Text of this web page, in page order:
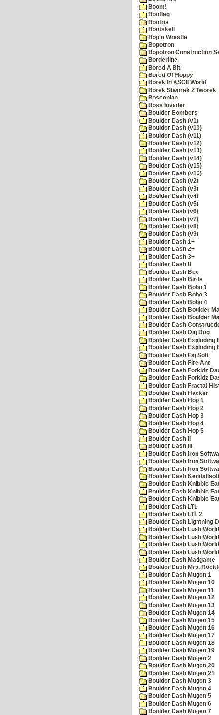
Boom!
Bootleg
Bootris
Bootskell
Bop'n Wrestle
Bopotron
Bopotron Construction
Borderline
Bored A Bit
Bored Of Floppy
Borek In ASCII World
Borek Stworek Z Tworek
Bosconian
Boss Invader
Boulder Bombers
Boulder Dash (v1)
Boulder Dash (v10)
Boulder Dash (v11)
Boulder Dash (v12)
Boulder Dash (v13)
Boulder Dash (v14)
Boulder Dash (v15)
Boulder Dash (v16)
Boulder Dash (v2)
Boulder Dash (v3)
Boulder Dash (v4)
Boulder Dash (v5)
Boulder Dash (v6)
Boulder Dash (v7)
Boulder Dash (v8)
Boulder Dash (v9)
Boulder Dash 1+
Boulder Dash 2+
Boulder Dash 3+
Boulder Dash 8
Boulder Dash Bee
Boulder Dash Birds
Boulder Dash Bobo 1
Boulder Dash Bobo 3
Boulder Dash Bobo 4
Boulder Dash Boulder
Boulder Dash Boulder
Boulder Dash
Boulder Dash Dig Dug
Boulder Dash Exploding
Boulder Dash Exploding
Boulder Dash Faj Soft
Boulder Dash Fire Ant
Boulder Dash Forkidz
Boulder Dash Forkidz
Boulder Dash Fractal
Boulder Dash Hacker
Boulder Dash Hop 1
Boulder Dash Hop 2
Boulder Dash Hop 3
Boulder Dash Hop 4
Boulder Dash Hop 5
Boulder Dash II
Boulder Dash III
Boulder Dash Iron
Boulder Dash Iron
Boulder Dash Iron
Boulder Dash
Boulder Dash Knibble
Boulder Dash Knibble
Boulder Dash Knibble
Boulder Dash LTL
Boulder Dash LTL 2
Boulder Dash Lightning
Boulder Dash Lush
Boulder Dash Lush
Boulder Dash Lush
Boulder Dash Lush
Boulder Dash Madgame
Boulder Dash Mrs.
Boulder Dash Mugen 1
Boulder Dash Mugen 10
Boulder Dash Mugen 11
Boulder Dash Mugen 12
Boulder Dash Mugen 13
Boulder Dash Mugen 14
Boulder Dash Mugen 15
Boulder Dash Mugen 16
Boulder Dash Mugen 17
Boulder Dash Mugen 18
Boulder Dash Mugen 19
Boulder Dash Mugen 2
Boulder Dash Mugen 20
Boulder Dash Mugen 21
Boulder Dash Mugen 3
Boulder Dash Mugen 4
Boulder Dash Mugen 5
Boulder Dash Mugen 6
Boulder Dash Mugen 7